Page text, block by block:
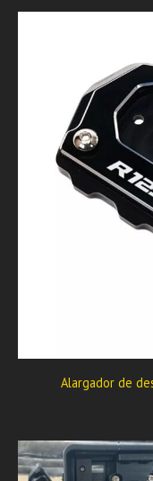
Alargador de